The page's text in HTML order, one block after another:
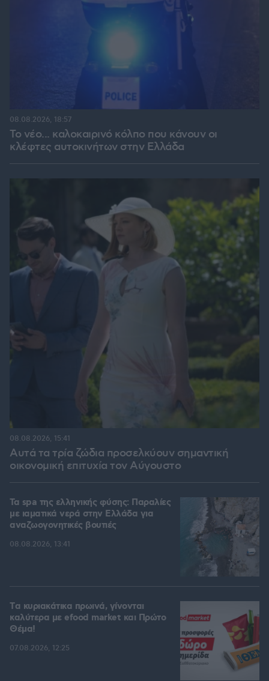
Το νέο... καλοκαιρινό κόλπο που κάνουν οι
κλέφτες αυτοκινήτων στην Ελλάδα
08.08.2026, 18:57
Αυτά τα τρία ζώδια προσελκύουν σημαντική
οικονομική επιτυχία τον Αύγουστο
08.08.2026, 15:41
Τα spa της ελληνικής φύσης: Παραλίες
με ιαματικά νερά στην Ελλάδα για
αναζωογονητικές βουτιές
08.08.2026, 13:41
Tα κυριακάτικα πρωινά, γίνονται
καλύτερα με efood market και Πρώτο
Θέμα!
07.08.2026, 12:25